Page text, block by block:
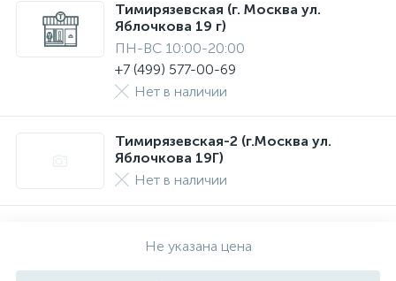
Тимирязевская (г. Москва ул.
Яблочкова 19 г)
ПН-ВС 10:00-20:00
+7 (499) 577-00-69
Нет в наличии
Тимирязевская-2 (г.Москва ул.
Яблочкова 19Г)
Нет в наличии
Не указана цена